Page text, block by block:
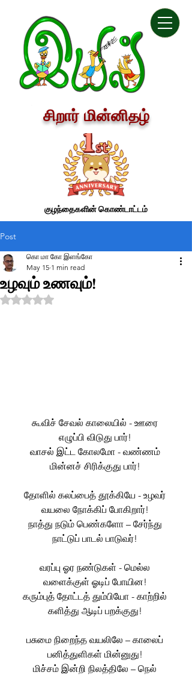
சிறார் மின்னிதழ்
குழந்தைகளின் கொண்டாட்டம்
Post
உழவும் உணவும்!
கொ மா கோ இளங்கோ
May 15 1 min read
Rated NaN out of 5 stars.
கூவிச் சேவல் காலையில் - ஊரை
எழுப்பி விடுது பார்!
வாசல் இட்ட கோலமோ - வண்ணம்
மின்னச் சிரிக்குது பார்!
தோளில் கலப்பைத் தூக்கியே - உழவர்
வயலை நோக்கிப் போகிறார்!
நாத்து நடும் பெண்களோ – சேர்ந்து
நாட்டுப் பாடல் பாடுவர்!
வரப்பு ஓர நண்டுகள் - மெல்ல
வளைக்குள் ஓடிப் போயின!
கரும்புத் தோட்டத் தும்பியோ - காற்றில்
களித்து ஆடிப் பறக்குது!
பசுமை நிறைந்த வயலிலே – காலைப்
பனித்துளிகள் மின்னுது!
மிச்சம் இன்றி நிலத்திலே – நெல்